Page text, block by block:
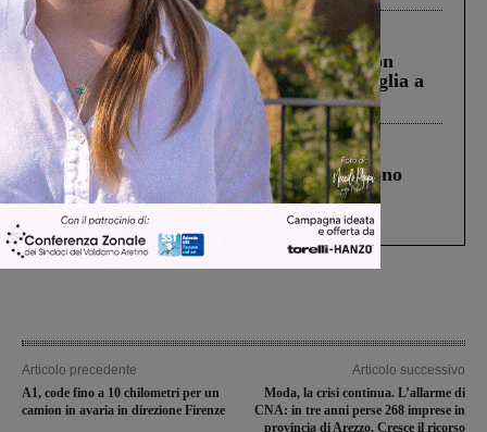
Cronaca 3 Agosto 2026
Scomparso da una struttura di Castiglion
Fiorentino l’uomo che aveva ucciso la figlia a
Levane nel 2020
Cronaca 4 Agosto 2026
Un anno fa la strage in A1 in cui morirono
Gianni, Giulia e Franco. Lo schianto, il
processo, lo stop ai sorpassi fra tir....
Articolo precedente
A1, code fino a 10 chilometri per un
camion in avaria in direzione Firenze
Articolo successivo
Moda, la crisi continua. L’allarme di
CNA: in tre anni perse 268 imprese in
provincia di Arezzo. Cresce il ricorso